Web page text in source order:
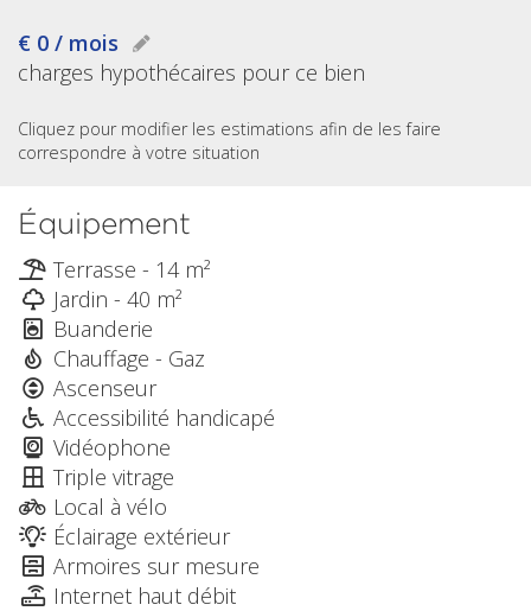
€ 0 / mois
charges hypothécaires pour ce bien
Cliquez pour modifier les estimations afin de les faire
correspondre à votre situation
Équipement
Terrasse - 14 m²
Jardin - 40 m²
Buanderie
Chauffage - Gaz
Ascenseur
Accessibilité handicapé
Vidéophone
Triple vitrage
Local à vélo
Éclairage extérieur
Armoires sur mesure
Internet haut débit